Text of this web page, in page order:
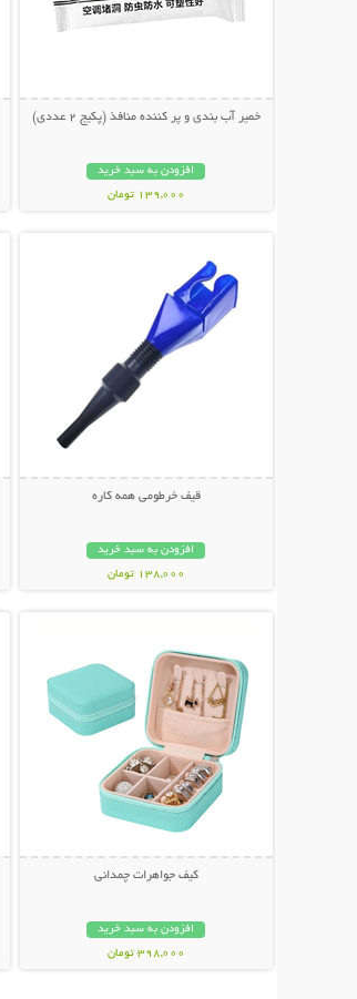
خمیر آب بندی و پر کننده منافذ (پکیج 2 عددی)
افزودن به سبد خرید
139,000 تومان
قیف خرطومی همه کاره
افزودن به سبد خرید
138,000 تومان
کیف جواهرات چمدانی
افزودن به سبد خرید
398,000 تومان